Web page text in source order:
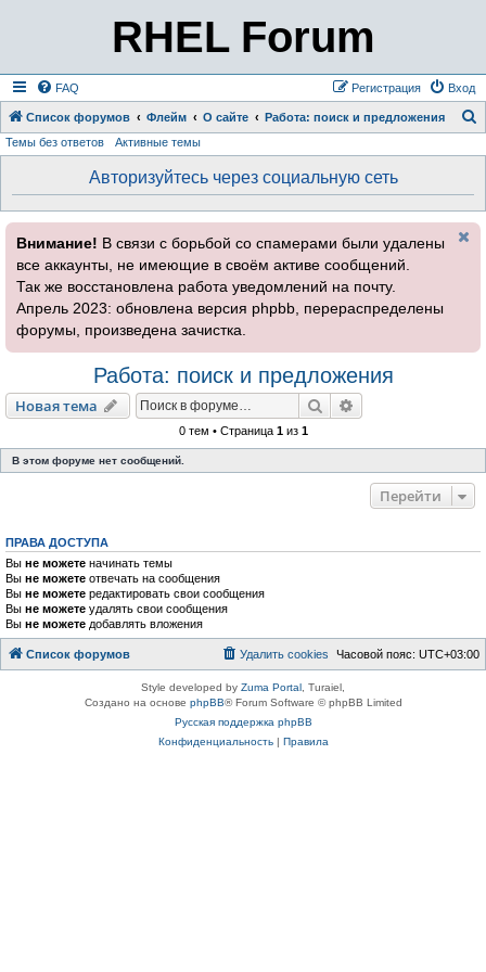
RHEL Forum
FAQ Вход
Регистрация
Список форумов Флейм О сайте Работа: поиск и предложения
Темы без ответов Активные темы
Авторизуйтесь через социальную сеть
Внимание! В связи с борьбой со спамерами были удалены
все аккаунты, не имеющие в своём активе сообщений.
Так же восстановлена работа уведомлений на почту.
Апрель 2023: обновлена версия phpbb, перераспределены
форумы, произведена зачистка.
Работа: поиск и предложения
Новая тема Поиск
0 тем • Страница 1из 1
В этом форуме нет сообщений.
Перейти
ПРАВА ДОСТУПА
Вы не можете начинать темы
Вы не можете отвечать на сообщения
Вы не можете редактировать свои сообщения
Вы не можете удалять свои сообщения
Вы не можете добавлять вложения
Список форумов Часовой пояс: UTC+03:00
Удалить cookies
Style developed by Zuma Portal , Turaiel,
Создано на основе phpBB® Forum Software © phpBB Limited
Русская поддержка phpBB
Конфиденциальность| Правила